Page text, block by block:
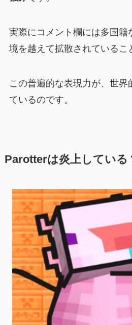
実際にコメント欄には多国籍
境を越えて拡散されているこ
この普遍的な表現力が、世界
ているのです。
Parotterは炎上している